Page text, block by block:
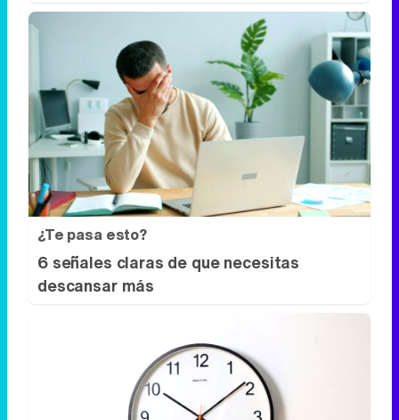
¿Te pasa esto?
6 señales claras de que necesitas
descansar más